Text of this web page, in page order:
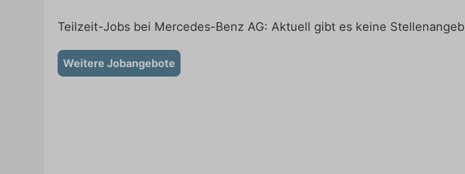
Teilzeit-Jobs bei Mercedes-Benz AG: Aktuell gibt es keine
Weitere Jobangebote